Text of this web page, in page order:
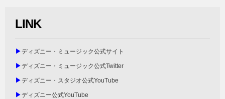
LINK
▶ディズニー・ミュージック公式サイト
▶ディズニー・ミュージック公式Twitter
▶ディズニー・スタジオ公式YouTube
▶ディズニー公式YouTube